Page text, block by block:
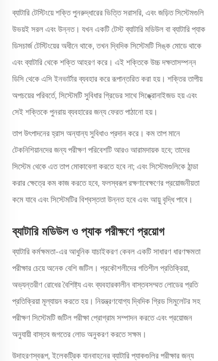
ব্যাটারি টেস্টিংয়ে শক্তি পুনরুদ্ধারের ভিত্তি সরাসরি, এবং জড়িত সিস্টেমগুলি
উভয়ই সরল এবং উন্নত। যখন একটি টেস্ট ব্যাটারি মডিউল বা ব্যাটারি প্যাক
ডিসচার্জ টেস্টিংয়ের অধীনে থাকে, তখন দ্বিদিক সিস্টেমটি সিঙ্ক মোডে থাকে
এবং ব্যাটারি থেকে শক্তি আহরণ করে। এই শক্তিকে উচ্চ দক্ষতাসম্পন্ন
ডিসি থেকে এসি ইনভার্টার ব্যবহার করে রূপান্তরিত করা হয়। শক্তির তাপীয়
অপচয়ের পরিবর্তে, সিস্টেমটি সুবিধার গ্রিডের সাথে সিঙ্ক্রোনাইজড হয় এবং
সেই শক্তিকে পুনরায় ব্যবহারের জন্য ফেরত পাঠানো হয়।
তাপ উৎপাদনের হ্রাস অন্যান্য সুবিধাও প্রদান করে। কম তাপ মানে
টেকনিশিয়ানদের জন্য পরীক্ষণ পরিবেশটি আরও আরামদায়ক হবে; তাদের
সিস্টেম থেকে এত তাপ মোকাবেলা করতে হবে না; এবং সিস্টেমগুলিকে ঠান্ডা
করার ক্ষেত্রে কম কাজ করতে হবে, ফলস্বরূপ রক্ষণাবেক্ষণের প্রয়োজনীয়তা
কমে যাবে এবং সিস্টেমটির বিশ্বস্ততা উন্নত হবে এবং আয়ু বৃদ্ধি পাবে।
ব্যাটারি মডিউল ও প্যাক পরীক্ষণে প্রয়োগ
ব্যাটারি কর্মক্ষমতা-এর আধুনিক যাচাইকরণ কেবল একটি সাধারণ ধারণক্ষমতা
পরীক্ষার চেয়ে অনেক বেশি জটিল। প্রকৌশলীদের গতিশীল প্রতিক্রিয়া,
অভ্যন্তরীণ রোধের বৈশিষ্ট্য এবং ব্যবহারকালীন বাস্তবসম্মত লোডের প্রতি
প্রতিক্রিয়া মূল্যায়ন করতে হয়। নিয়ন্ত্রণযোগ্য দ্বিদিক গ্রিড সিমুলেটর সহ
পরীক্ষণ সিস্টেমটি জটিল পরীক্ষা প্রোগ্রাম সম্পাদন করতে এবং প্রয়োজন
অনুযায়ী বাস্তব জগতের লোড অনুকরণ করতে সক্ষম।
উদাহরণস্বরূপ, ইলেকট্রিক যানবাহনের ব্যাটারি প্যাকগুলির পরীক্ষার জন্য